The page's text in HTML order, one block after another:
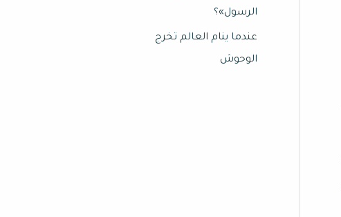
الرسول»؟
عندما ينام العالم تخرج
الوحوش